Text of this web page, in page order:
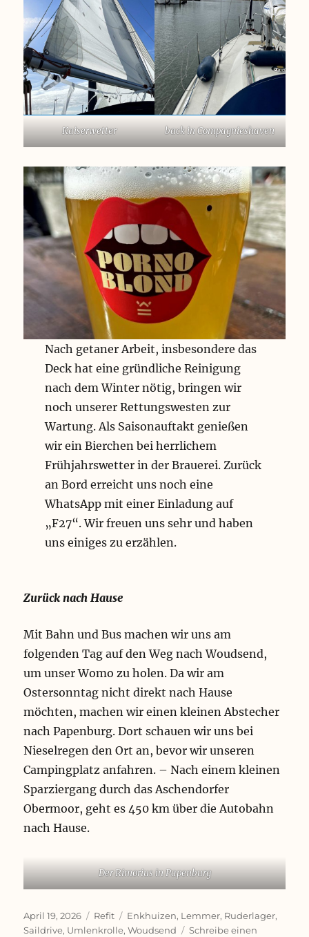
Kaiserwetter back in Compagnieshaven
Nach getaner Arbeit, insbesondere das
Deck hat eine gründliche Reinigung
nach dem Winter nötig, bringen wir
noch unserer Rettungswesten zur
Wartung. Als Saisonauftakt genießen
wir ein Bierchen bei herrlichem
Frühjahrswetter in der Brauerei. Zurück
an Bord erreicht uns noch eine
WhatsApp mit einer Einladung auf
„F27“. Wir freuen uns sehr und haben
uns einiges zu erzählen.
Zurück nach Hause
Mit Bahn und Bus machen wir uns am
folgenden Tag auf den Weg nach Woudsend,
um unser Womo zu holen. Da wir am
Ostersonntag nicht direkt nach Hause
möchten, machen wir einen kleinen Abstecher
nach Papenburg. Dort schauen wir uns bei
Nieselregen den Ort an, bevor wir unseren
Campingplatz anfahren. – Nach einem kleinen
Sparziergang durch das Aschendorfer
Obermoor, geht es 450 km über die Autobahn
nach Hause.
Der Rimorius in Papenburg
Veröffentlicht
am
April 19, 2026 Kategorien
Refit Schlagwörter
Enkhuizen, Lemmer, Ruderlager,
Saildrive, Umlenkrolle,Woudsend
Schreibe einen